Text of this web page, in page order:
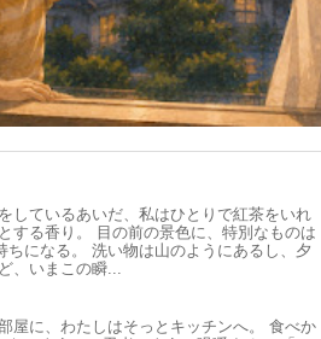
しているあいだ、私はひとりで紅茶をいれ
する香り。 目の前の景色に、特別なものは
になる。 洗い物は山のようにあるし、夕
、いまこの瞬...
屋に、わたしはそっとキッチンへ。 食べか